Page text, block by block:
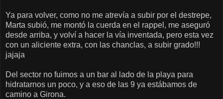
Ya para volver, como no me atrevía a subir por el destrepe,
Marta subió, me montó la cuerda en el rappel, me aseguró
desde arriba, y volví a hacer la vía inventada, pero esta vez
con un aliciente extra, con las chanclas, a subir grado!!!
jajaja
Del sector no fuimos a un bar al lado de la playa para
hidratarnos un poco, y a eso de las 9 ya estábamos de
camino a Girona.